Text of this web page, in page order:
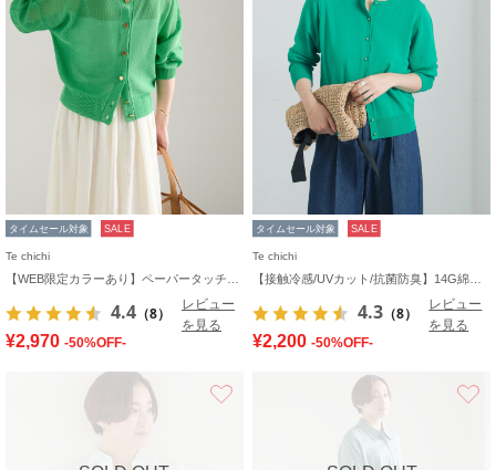
タイムセール対象 SALE
Te chichi
4.4 （8）
レビュー
を見る
¥2,970 -50%OFF-
タイムセール対象 SALE
Te chichi
4.3 （8）
レビュー
を見る
¥2,200 -50%OFF-